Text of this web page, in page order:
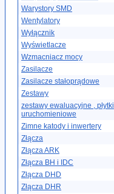
Warystory SMD
Wentylatory
Wyłącznik
Wyświetlacze
Wzmacniacz mocy
Zasilacze
Zasilacze stałoprądowe
Zestawy
zestawy ewaluacyjne , płytki
uruchomieniowe
Zimne katody i inwertery
Złącza
Złącza ARK
Złącza BH i IDC
Złącza DHD
Złącza DHR